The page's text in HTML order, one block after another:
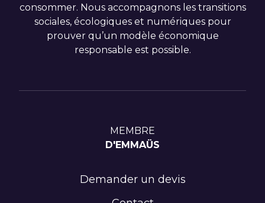
consommer. Nous accompagnons les transitions
sociales, écologiques et numériques pour
prouver qu’un modèle économique
responsable est possible.
MEMBRE
D'EMMAÜS
Demander un devis